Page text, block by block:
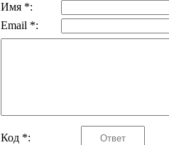
Имя *:
Email *:
Код *: